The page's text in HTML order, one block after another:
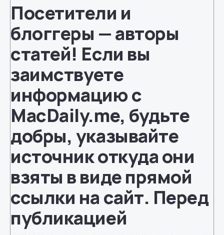
Посетители и
блоггеры — авторы
статей! Если вы
заимствуете
информацию с
MacDaily.me, будьте
добры, указывайте
источник откуда они
взяты в виде прямой
ссылки на сайт. Перед
публикацией